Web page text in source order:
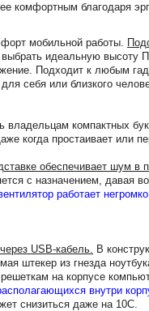
комфортным благодаря
мобильной работы.
идеальную высоту
Подходит к любым
себя или близкого
владельцам компактных
когда простаивает или
обеспечивает шум
с назначением, давая
работает
USB-кабель. В
штекер из гнезда
на корпусе
внутри
снизиться даже на 10C.